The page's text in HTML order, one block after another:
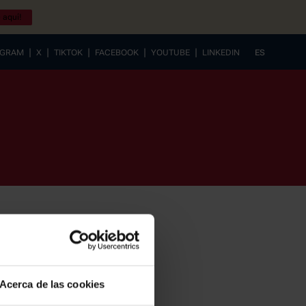
Acerca de las cookies
aquí!
| X | TIKTOK | FACEBOOK | YOUTUBE | LINKEDIN
ES